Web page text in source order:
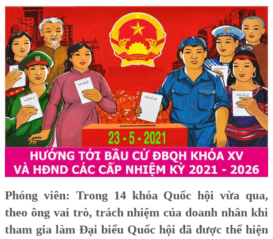
Phóng viên: Trong 14 khóa Quốc hội vừa qua,
theo ông vai trò, trách nhiệm của doanh nhân khi
tham gia làm Đại biểu Quốc hội đã được thể hiện